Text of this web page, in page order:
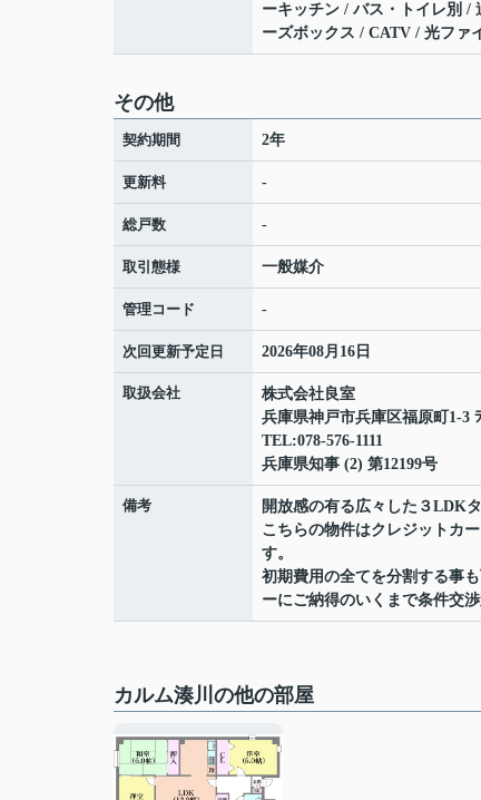
ーキッチン / バス・トイレ別 /
ーズボックス / CATV / 光ファ
その他
契約期間 2年
更新料 -
総戸数 -
取引態様 一般媒介
管理コード -
次回更新予定日 2026年08月16日
取扱会社
株式会社良室
兵庫県神戸市兵庫区福原町1-3
TEL:078-576-1111
兵庫県知事 (2) 第12199号
備考
開放感の有る広々した３LDK
こちらの物件はクレジットカ
す。
初期費用の全てを分割する事
ーにご納得のいくまで条件交
カルム湊川の他の部屋